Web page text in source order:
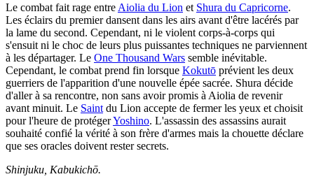
Le combat fait rage entre Aiolia du Lion et Shura du Capricorne.
Les éclairs du premier dansent dans les airs avant d'être lacérés par
la lame du second. Cependant, ni le violent corps-à-corps qui
s'ensuit ni le choc de leurs plus puissantes techniques ne parviennent
à les départager. Le One Thousand Wars semble inévitable.
Cependant, le combat prend fin lorsque Kokutō prévient les deux
guerriers de l'apparition d'une nouvelle épée sacrée. Shura décide
d'aller à sa rencontre, non sans avoir promis à Aiolia de revenir
avant minuit. Le Saint du Lion accepte de fermer les yeux et choisit
pour l'heure de protégerYoshino. L'assassin des assassins aurait
souhaité confié la vérité à son frère d'armes mais la chouette déclare
que ses oracles doivent rester secrets.
Shinjuku, Kabukichō.